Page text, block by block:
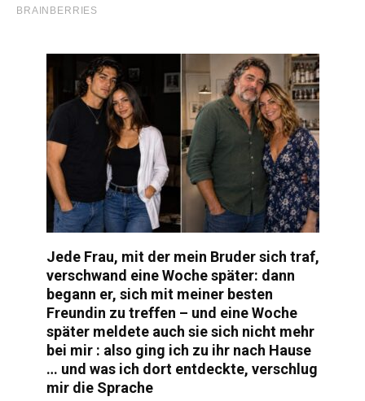
Jede Frau, mit der mein Bruder sich traf,
verschwand eine Woche später: dann
begann er, sich mit meiner besten
Freundin zu treffen – und eine Woche
später meldete auch sie sich nicht mehr
bei mir : also ging ich zu ihr nach Hause
… und was ich dort entdeckte, verschlug
mir die Sprache